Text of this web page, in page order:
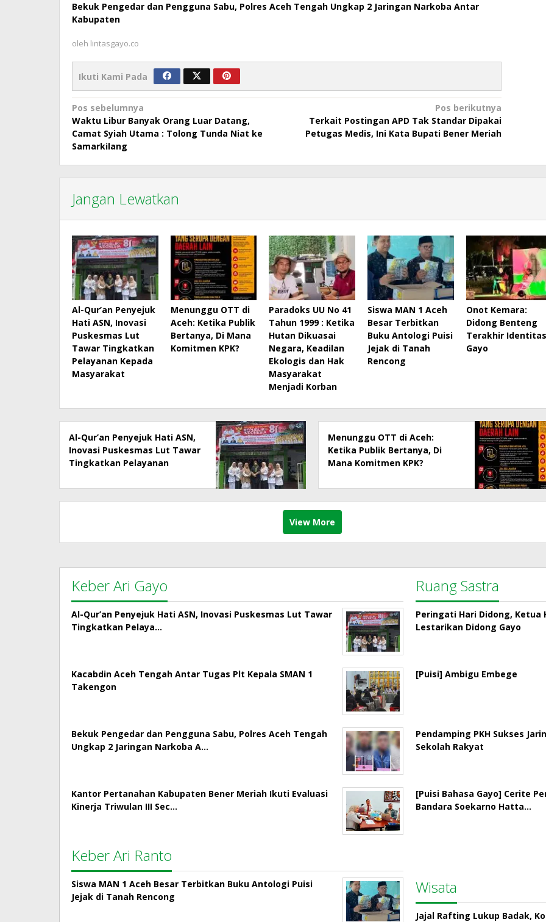
Bekuk Pengedar dan Pengguna Sabu, Polres Aceh Tengah Ungkap 2 Jaringan Narkoba Antar
Kabupaten
oleh lintasgayo.co
Ikuti Kami Pada
Navigasi
pos
Pos sebelumnya
Waktu Libur Banyak Orang Luar Datang,
Camat Syiah Utama : Tolong Tunda Niat ke
Samarkilang
Pos berikutnya
Terkait Postingan APD Tak Standar Dipakai
Petugas Medis, Ini Kata Bupati Bener Meriah
Jangan Lewatkan
Al-Qur’an Penyejuk
Hati ASN, Inovasi
Puskesmas Lut
Tawar Tingkatkan
Pelayanan Kepada
Masyarakat
Menunggu OTT di
Aceh: Ketika Publik
Bertanya, Di Mana
Komitmen KPK?
Paradoks UU No 41
Tahun 1999 : Ketika
Hutan Dikuasai
Negara, Keadilan
Ekologis dan Hak
Masyarakat
Menjadi Korban
Siswa MAN 1 Aceh
Besar Terbitkan
Buku Antologi Puisi
Jejak di Tanah
Rencong
Onot Kemara:
Didong Benteng
Terakhir Identitas
Gayo
Al-Qur’an Penyejuk Hati ASN,
Inovasi Puskesmas Lut Tawar
Tingkatkan Pelayanan
Menunggu OTT di Aceh:
Ketika Publik Bertanya, Di
Mana Komitmen KPK?
View More
Keber Ari Gayo
Al-Qur’an Penyejuk Hati ASN, Inovasi Puskesmas Lut Tawar
Tingkatkan Pelaya…
Kacabdin Aceh Tengah Antar Tugas Plt Kepala SMAN 1
Takengon
Bekuk Pengedar dan Pengguna Sabu, Polres Aceh Tengah
Ungkap 2 Jaringan Narkoba A…
Kantor Pertanahan Kabupaten Bener Meriah Ikuti Evaluasi
Kinerja Triwulan III Sec…
Keber Ari Ranto
Siswa MAN 1 Aceh Besar Terbitkan Buku Antologi Puisi
Jejak di Tanah Rencong
Ruang Sastra
Peringati Hari Didong, Ketua
Lestarikan Didong Gayo
[Puisi] Ambigu Embege
Pendamping PKH Sukses
Sekolah Rakyat
[Puisi Bahasa Gayo] Cerite
Bandara Soekarno Hatta…
Wisata
Jajal Rafting Lukup Badak,